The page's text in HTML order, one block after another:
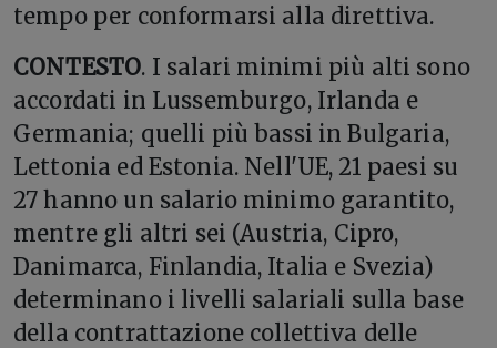
tempo per conformarsi alla direttiva.
CONTESTO. I salari minimi più alti sono
accordati in Lussemburgo, Irlanda e
Germania; quelli più bassi in Bulgaria,
Lettonia ed Estonia. Nell'UE, 21 paesi su
27 hanno un salario minimo garantito,
mentre gli altri sei (Austria, Cipro,
Danimarca, Finlandia, Italia e Svezia)
determinano i livelli salariali sulla base
della contrattazione collettiva delle